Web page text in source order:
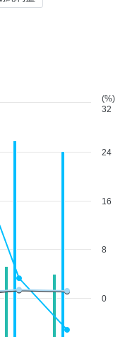
0
8
16
24
(%)
32